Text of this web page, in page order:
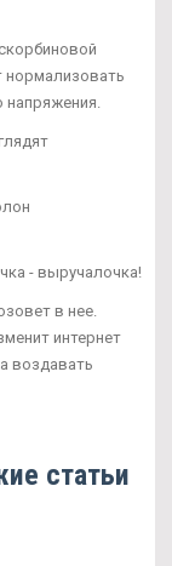
нормализовать
напряжения.
- выручалочка!
в нее.
интернет
воздавать
статьи